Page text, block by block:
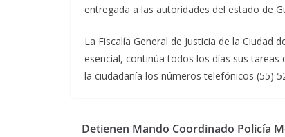
entregada a las autoridades del estado de
La Fiscalía General de Justicia de la
esencial, continúa todos los días sus
la ciudadanía los números telefónicos (55)
Detienen Mando Coordinado Policía